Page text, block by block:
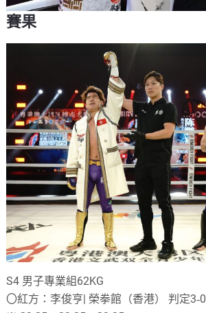
賽果
S4 男子專業組62KG
〇紅方：李俊亨| 榮拳館（香港） 判定3‐0